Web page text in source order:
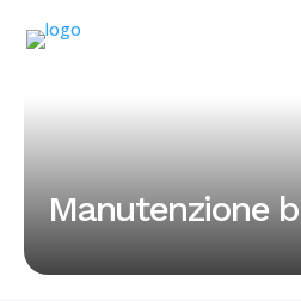
Manutenzione